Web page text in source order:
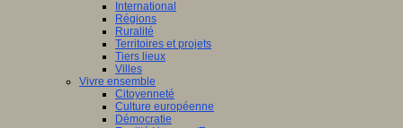
International
Régions
Ruralité
Territoires et projets
Tiers lieux
Villes
Vivre ensemble
Citoyenneté
Culture européenne
Démocratie